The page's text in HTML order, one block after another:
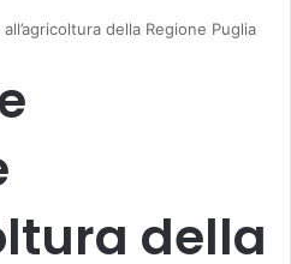
della Regione Puglia
della